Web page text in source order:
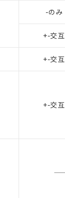
-のみ
+-交互
+-交互
+-交互